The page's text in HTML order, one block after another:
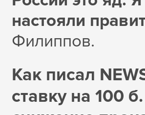
настояли
Филиппов.
Как писал
ставку на 100